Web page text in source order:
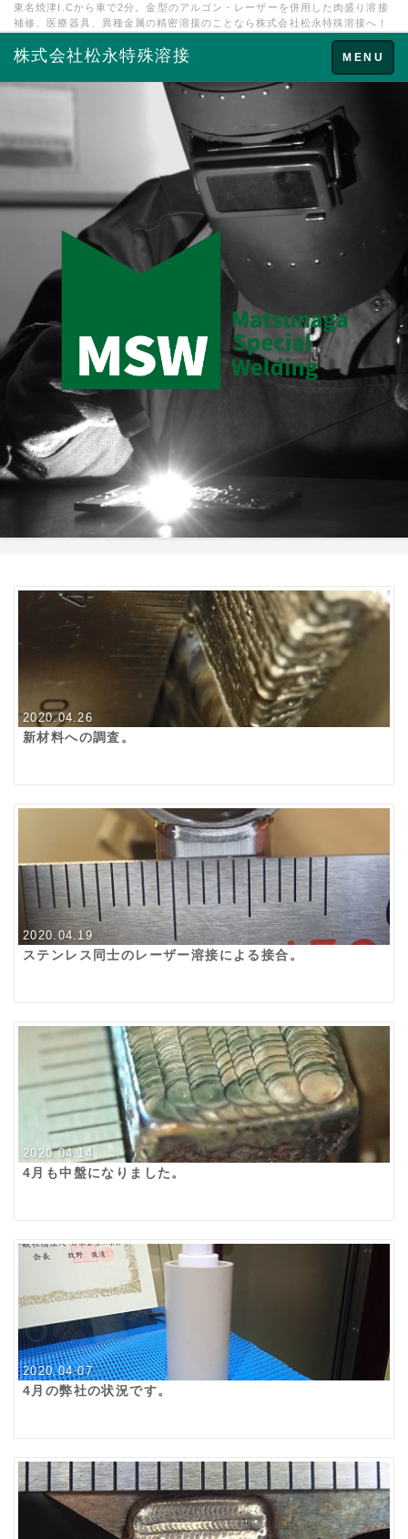
東名焼津I.Cから車で2分。金型のアルゴン・レーザーを併用した肉盛り溶接
補修、医療器具、異種金属の精密溶接のことなら株式会社松永特殊溶接へ！
Toggle
navigation
MENU
株式会社松永特殊溶接
2020.04.26
新材料への調査。
2020.04.19
ステンレス同士のレーザー溶接による接合。
2020.04.14
4月も中盤になりました。
2020.04.07
4月の弊社の状況です。